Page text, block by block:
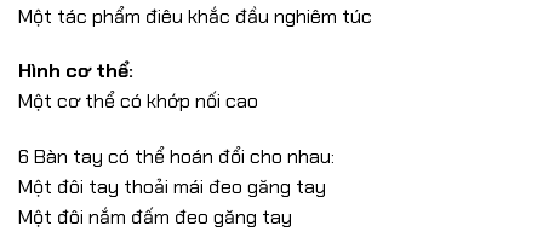
Một tác phẩm điêu khắc đầu nghiêm túc
Hình cơ thể:
Một cơ thể có khớp nối cao
6 Bàn tay có thể hoán đổi cho nhau:
Một đôi tay thoải mái đeo găng tay
Một đôi nắm đấm đeo găng tay